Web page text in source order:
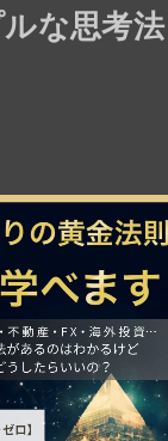
な思考法